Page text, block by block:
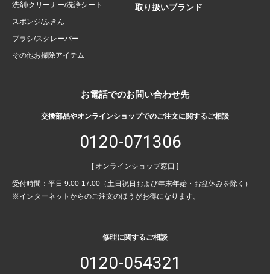
洗剤/クリーナー/洗浄シート
スポンジ/ふきん
ブラシ/スクレーパー
その他お掃除アイテム
取り扱いブランド
お電話でのお問い合わせ先
交換部品やオンラインショップでのご注文に関するご相談
0120-071306
[ オンラインショップ窓口 ]
受付時間：平日 9:00-17:00（土日祝日および年末年始・お盆休みを除く）
※インターネットからのご注文のほうがお得になります。
修理に関するご相談
0120-054321